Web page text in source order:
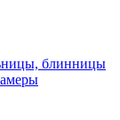
блинницы